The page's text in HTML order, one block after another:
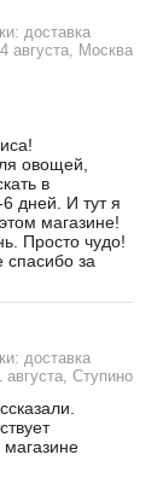
доставка
августа, Москва
овощей,
в
дней. И тут я
магазине!
Просто чудо!
спасибо за
доставка
августа, Ступино